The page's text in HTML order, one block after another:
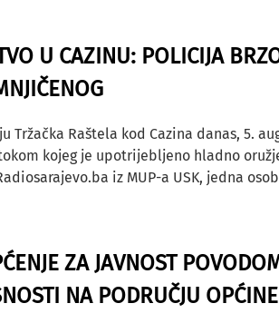
U CAZINU: POLICIJA
Tržačka Raštela kod Cazina danas, 5.
kojeg je upotrijebljeno hladno
iz MUP-a USK, jedna
ZA JAVNOST
NA PODRUČJU